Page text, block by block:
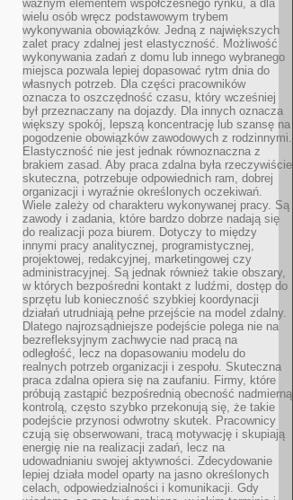
ważnym elementem współczesnego rynku, a dla
wielu osób wręcz podstawowym trybem
wykonywania obowiązków. Jedną z największych
zalet pracy zdalnej jest elastyczność. Możliwość
wykonywania zadań z domu lub innego wybranego
miejsca pozwala lepiej dopasować rytm dnia do
własnych potrzeb. Dla części pracowników
oznacza to oszczędność czasu, który wcześniej
był przeznaczany na dojazdy. Dla innych oznacza
większy spokój, lepszą koncentrację lub szansę na
pogodzenie obowiązków zawodowych z rodzinnymi.
Elastyczność nie jest jednak równoznaczna z
brakiem zasad. Aby praca zdalna była rzeczywiście
skuteczna, potrzebuje odpowiednich ram, dobrej
organizacji i wyraźnie określonych oczekiwań.
Wiele zależy od charakteru wykonywanej pracy. Są
zawody i zadania, które bardzo dobrze nadają się
do realizacji poza biurem. Dotyczy to między
innymi pracy analitycznej, programistycznej,
projektowej, redakcyjnej, marketingowej czy
administracyjnej. Są jednak również takie obszary,
w których bezpośredni kontakt z ludźmi, dostęp do
sprzętu lub konieczność szybkiej koordynacji
działań utrudniają pełne przejście na model zdalny.
Dlatego najrozsądniejsze podejście polega nie na
bezrefleksyjnym zachwycie nad pracą na
odległość, lecz na dopasowaniu modelu do
realnych potrzeb organizacji i zespołu. Skuteczna
praca zdalna opiera się na zaufaniu. Firmy, które
próbują zastąpić bezpośrednią obecność nadmierną
kontrolą, często szybko przekonują się, że takie
podejście przynosi odwrotny skutek. Pracownicy
czują się obserwowani, tracą motywację i skupiają
energię nie na realizacji zadań, lecz na
udowadnianiu swojej aktywności. Zdecydowanie
lepiej działa model oparty na jasno określonych
celach, odpowiedzialności i komunikacji. Gdy